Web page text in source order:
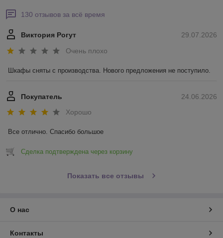
130 отзывов за всё время
29.07.2026
Виктория Рогут
Очень плохо
Шкафы сняты с производства. Нового предложения не поступило.
24.06.2026
Покупатель
Хорошо
Все отлично. Спасибо большое
Сделка подтверждена через корзину
Показать все отзывы
О нас
Контакты